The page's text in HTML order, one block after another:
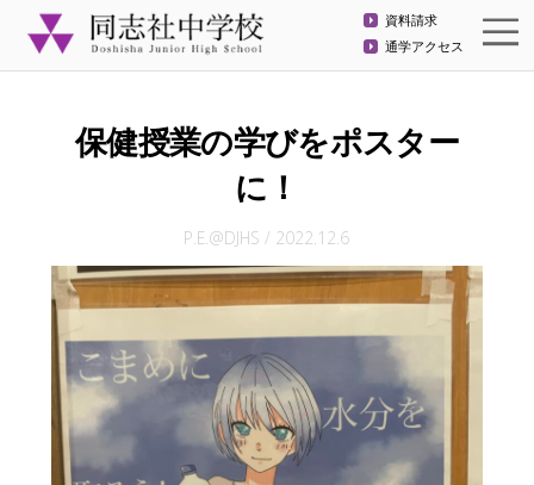
資料請求
通学アクセス
保健授業の学びをポスター
に！
P.E.@DJHS / 2022.12.6